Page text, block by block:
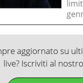
aggiornato su
live? Iscriviti al